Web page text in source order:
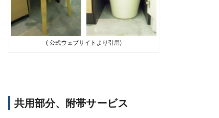
( 公式ウェブサイトより引用)
共用部分、附帯サービス